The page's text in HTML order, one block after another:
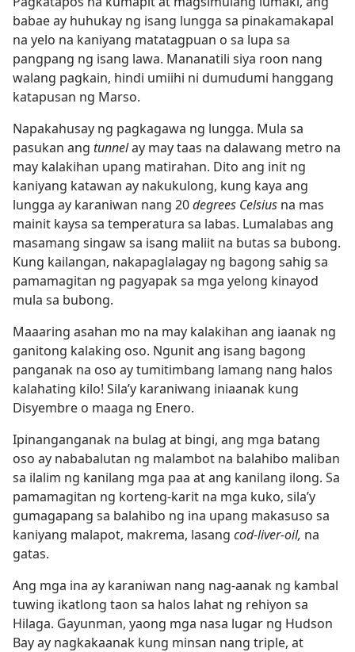
babae ay huhukay ng isang lungga sa pinakamakapal
na yelo na kaniyang matatagpuan o sa lupa sa
pangpang ng isang lawa. Mananatili siya roon nang
walang pagkain, hindi umiihi ni dumudumi hanggang
katapusan ng Marso.
Napakahusay ng pagkagawa ng lungga. Mula sa
pasukan ang tunnelay may taas na dalawang metro na
may kalakihan upang matirahan. Dito ang init ng
kaniyang katawan ay nakukulong, kung kaya ang
lungga ay karaniwan nang 20degrees Celsius na mas
mainit kaysa sa temperatura sa labas. Lumalabas ang
masamang singaw sa isang maliit na butas sa bubong.
Kung kailangan, nakapaglalagay ng bagong sahig sa
pamamagitan ng pagyapak sa mga yelong kinayod
mula sa bubong.
Maaaring asahan mo na may kalakihan ang iaanak ng
ganitong kalaking oso. Ngunit ang isang bagong
panganak na oso ay tumitimbang lamang nang halos
kalahating kilo! Sila’y karaniwang iniaanak kung
Disyembre o maaga ng Enero.
Ipinanganganak na bulag at bingi, ang mga batang
oso ay nababalutan ng malambot na balahibo maliban
sa ilalim ng kanilang mga paa at ang kanilang ilong. Sa
pamamagitan ng korteng-karit na mga kuko, sila’y
gumagapang sa balahibo ng ina upang makasuso sa
kaniyang malapot, makrema, lasang cod-liver-oil, na
gatas.
Ang mga ina ay karaniwan nang nag-aanak ng kambal
tuwing ikatlong taon sa halos lahat ng rehiyon sa
Hilaga. Gayunman, yaong mga nasa lugar ng Hudson
Bay ay nagkakaanak kung minsan nang triple, at